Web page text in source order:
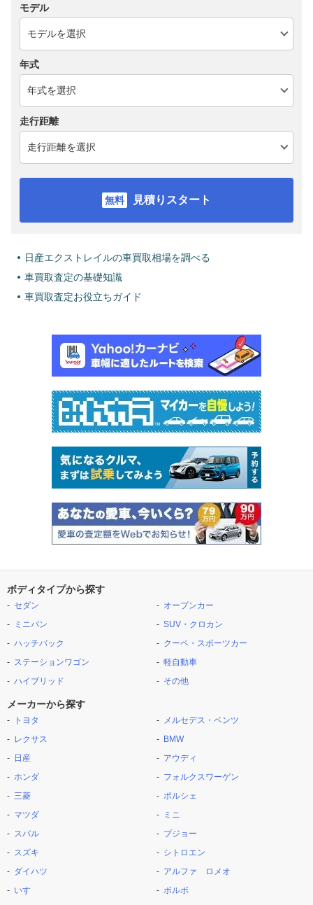
モデル
年式
走行距離
見積りスタート
日産エクストレイルの車買取相場を調べる
車買取査定の基礎知識
車買取査定お役立ちガイド
ボディタイプから探す
セダン
ミニバン
ハッチバック
ステーションワゴン
ハイブリッド
オープンカー
SUV・クロカン
クーペ・スポーツカー
軽自動車
その他
メーカーから探す
トヨタ
レクサス
日産
ホンダ
三菱
マツダ
スバル
スズキ
ダイハツ
いすゞ
メルセデス・ベンツ
BMW
アウディ
フォルクスワーゲン
ポルシェ
ミニ
プジョー
シトロエン
アルファ ロメオ
ボルボ